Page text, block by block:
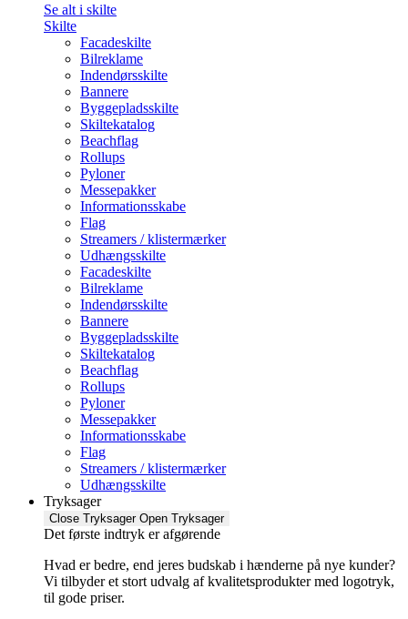
Se alt i skilte
Skilte
Facadeskilte
Bilreklame
Indendørsskilte
Bannere
Byggepladsskilte
Skiltekatalog
Beachflag
Rollups
Pyloner
Messepakker
Informationsskabe
Flag
Streamers / klistermærker
Udhængsskilte
Facadeskilte
Bilreklame
Indendørsskilte
Bannere
Byggepladsskilte
Skiltekatalog
Beachflag
Rollups
Pyloner
Messepakker
Informationsskabe
Flag
Streamers / klistermærker
Udhængsskilte
Tryksager
Close Tryksager Open Tryksager
Det første indtryk er afgørende
Hvad er bedre, end jeres budskab i hænderne på nye kunder?
Vi tilbyder et stort udvalg af kvalitetsprodukter med logotryk,
til gode priser.